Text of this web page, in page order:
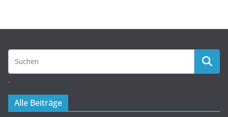
.
Alle Beiträge